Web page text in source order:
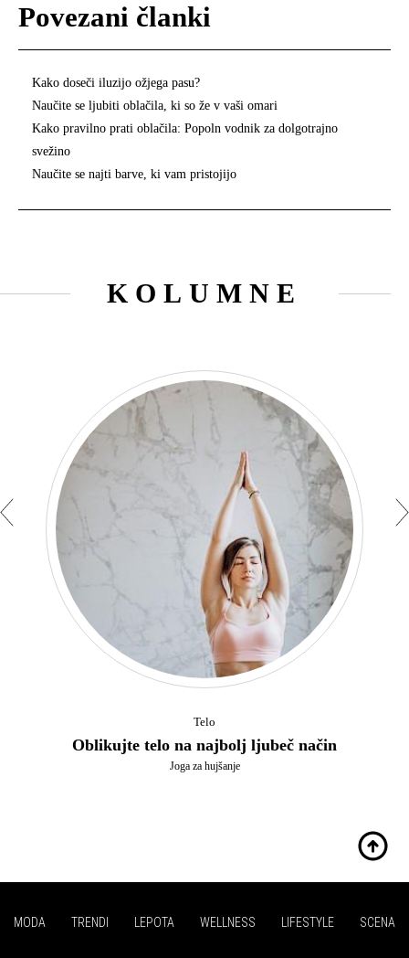
Povezani članki
Kako doseči iluzijo ožjega pasu?
Naučite se ljubiti oblačila, ki so že v vaši omari
Kako pravilno prati oblačila: Popoln vodnik za dolgotrajno
svežino
Naučite se najti barve, ki vam pristojijo
KOLUMNE
Telo
Oblikujte telo na najbolj ljubeč način
Joga za hujšanje
MODA TRENDI LEPOTA WELLNESS LIFESTYLE SCENA